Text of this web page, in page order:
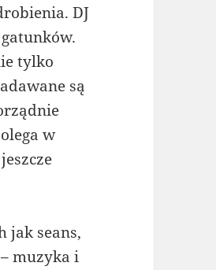
DJ
tylko
są
w
jak seans,
muzyka i